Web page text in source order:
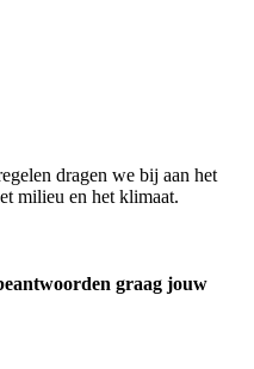
dragen we bij aan het
milieu en het klimaat.
graag jouw